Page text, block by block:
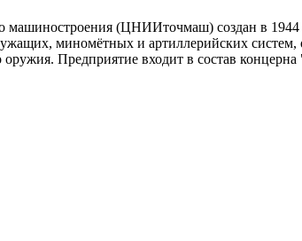
машиностроения (ЦНИИточмаш) создан в 1944
миномётных и артиллерийских
оружия. Предприятие входит в состав